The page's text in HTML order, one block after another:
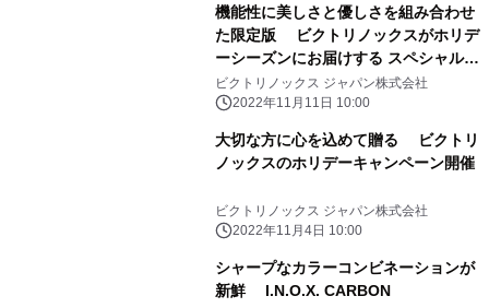
機能性に美しさと優しさを組み合わせ
た限定版 ビクトリノックスがホリデ
ーシーズンにお届けする スペシャルマ
ルチツールが11月18日に発売
ビクトリノックス ジャパン株式会社
2022年11月11日 10:00
大切な方に心を込めて贈る ビクトリ
ノックスのホリデーキャンペーン開催
ビクトリノックス ジャパン株式会社
2022年11月4日 10:00
シャープなカラーコンビネーションが
新鮮 I.N.O.X. CARBON